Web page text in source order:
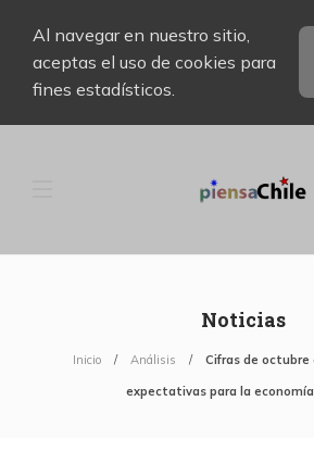
Al navegar en nuestro sitio,
aceptas el uso de cookies para
fines estadísticos.
Noticias
Inicio Análisis Cifras de
expectativas para la